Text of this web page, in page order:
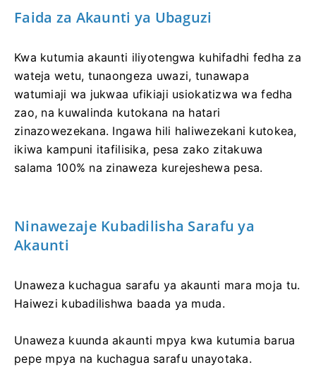
Faida za Akaunti ya Ubaguzi
Kwa kutumia akaunti iliyotengwa kuhifadhi fedha za
wateja wetu, tunaongeza uwazi, tunawapa
watumiaji wa jukwaa ufikiaji usiokatizwa wa fedha
zao, na kuwalinda kutokana na hatari
zinazowezekana. Ingawa hili haliwezekani kutokea,
ikiwa kampuni itafilisika, pesa zako zitakuwa
salama 100% na zinaweza kurejeshewa pesa.
Ninawezaje Kubadilisha Sarafu ya
Akaunti
Unaweza kuchagua sarafu ya akaunti mara moja tu.
Haiwezi kubadilishwa baada ya muda.
Unaweza kuunda akaunti mpya kwa kutumia barua
pepe mpya na kuchagua sarafu unayotaka.